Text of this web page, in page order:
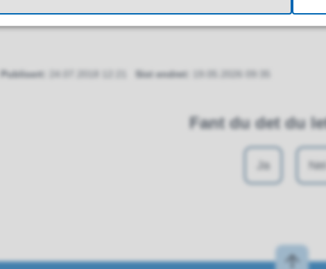
(Fylkeslegen).
Publisert 24.07.2018 12:21 Sist endret 19.05.2026 09:35
Fant du det du
Ja Nei